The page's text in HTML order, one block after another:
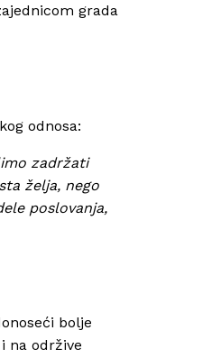
grada
odnosa:
zadržati
želja, nego
poslovanja,
bolje
na održive